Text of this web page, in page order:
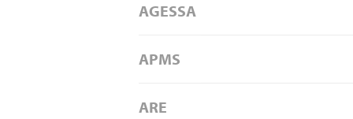
AGESSA
APMS
ARE